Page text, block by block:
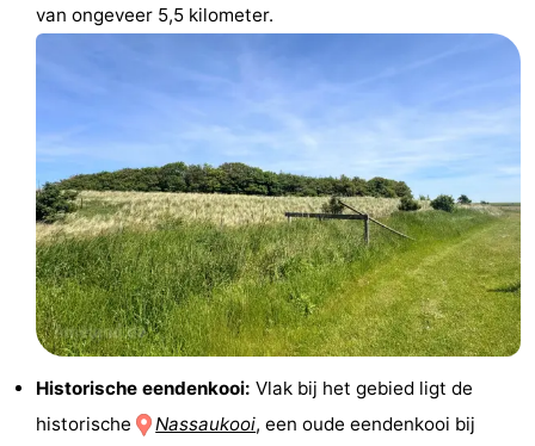
Molens
Rondvaarten
Boerderijen
Speeltuinen
Minigolfbanen
Natuur
Rondleidingen
van ongeveer 5,5 kilometer.
Historische eendenkooi: Vlak bij het gebied ligt de
historische
Nassaukooi, een oude eendenkooi bij